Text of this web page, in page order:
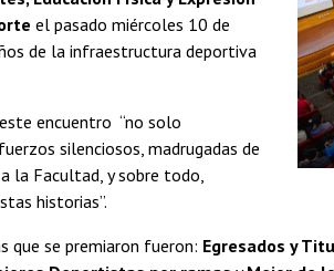
el pasado miércoles 10 de
de la infraestructura deportiva
encuentro “no solo
silenciosos, madrugadas de
la Facultad, y sobre todo,
historias”.
que se premiaron fueron: Egresados y